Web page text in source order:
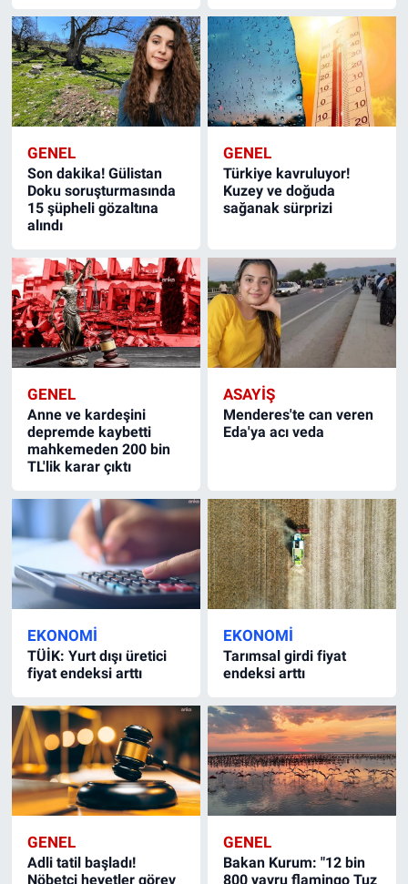
GENEL
Son dakika! Gülistan
Doku soruşturmasında
15 şüpheli gözaltına
alındı
GENEL
Türkiye kavruluyor!
Kuzey ve doğuda
sağanak sürprizi
GENEL
Anne ve kardeşini
depremde kaybetti
mahkemeden 200 bin
TL'lik karar çıktı
ASAYİŞ
Menderes'te can veren
Eda'ya acı veda
EKONOMI
TÜİK: Yurt dışı üretici
fiyat endeksi arttı
EKONOMI
Tarımsal girdi fiyat
endeksi arttı
GENEL
Adli tatil başladı!
Nöbetçi heyetler görev
GENEL
Bakan Kurum: "12 bin
800 yavru flamingo Tuz